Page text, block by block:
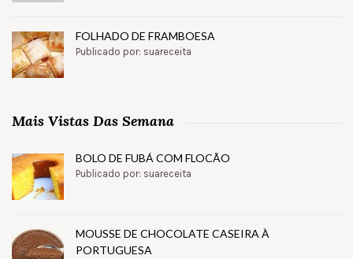
FOLHADO DE FRAMBOESA
Publicado por: suareceita
Mais Vistas Das Semana
BOLO DE FUBÁ COM FLOCÃO
Publicado por: suareceita
MOUSSE DE CHOCOLATE CASEIRA À
PORTUGUESA